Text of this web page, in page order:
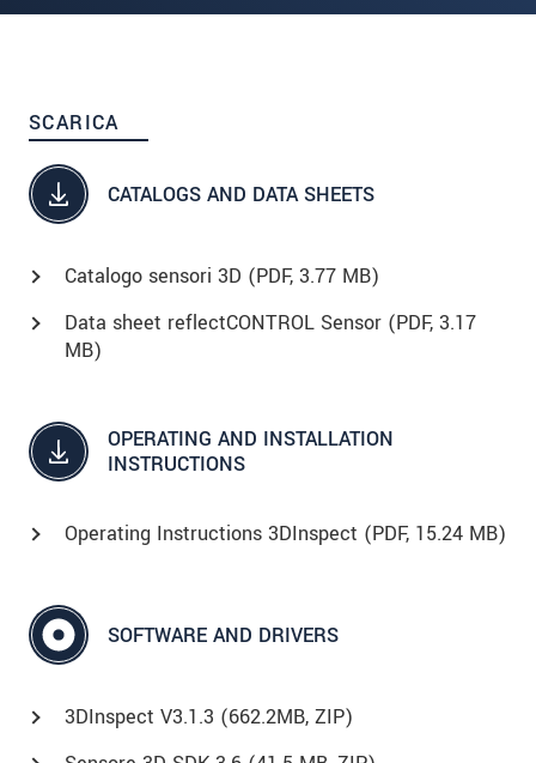
SCARICA
CATALOGS AND DATA SHEETS
Catalogo sensori 3D (PDF, 3.77 MB)
Data sheet reflectCONTROL Sensor (PDF, 3.17
MB)
OPERATING AND INSTALLATION
INSTRUCTIONS
Operating Instructions 3DInspect (PDF, 15.24 MB)
SOFTWARE AND DRIVERS
3DInspect V3.1.3 (662.2MB, ZIP)